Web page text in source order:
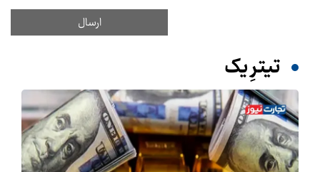
تیترِ یک